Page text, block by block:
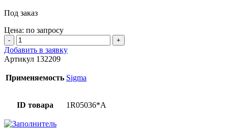
Под заказ
Цена: по запросу
Количество
товара
Шкив
канатоведущий
(КВШ)
Лебедка
Добавить в заявку
Артикул 132209
Применяемость Sigma
ID товара 1R05036*A